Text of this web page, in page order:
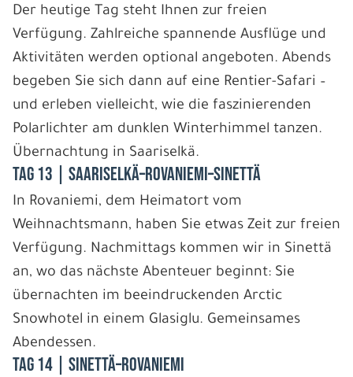
Der heutige Tag steht Ihnen zur freien
Verfügung. Zahlreiche spannende Ausflüge und
Aktivitäten werden optional angeboten. Abends
begeben Sie sich dann auf eine Rentier-Safari –
und erleben vielleicht, wie die faszinierenden
Polarlichter am dunklen Winterhimmel tanzen.
Übernachtung in Saariselkä.
Tag 13 | Saariselkä–Rovaniemi–Sinettä
In Rovaniemi, dem Heimatort vom
Weihnachtsmann, haben Sie etwas Zeit zur freien
Verfügung. Nachmittags kommen wir in Sinettä
an, wo das nächste Abenteuer beginnt: Sie
übernachten im beeindruckenden Arctic
Snowhotel in einem Glasiglu. Gemeinsames
Abendessen.
Tag 14 | Sinettä–Rovaniemi